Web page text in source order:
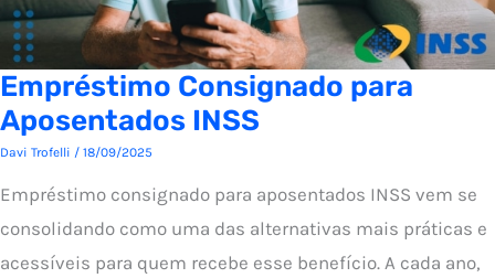
Empréstimo Consignado para
Aposentados INSS
Davi Trofelli / 18/09/2025
Empréstimo consignado para aposentados INSS vem se
consolidando como uma das alternativas mais práticas e
acessíveis para quem recebe esse benefício. A cada ano,